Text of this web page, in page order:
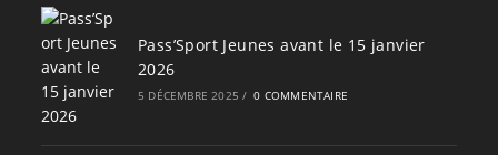
Pass’Sport Jeunes avant le 15 janvier
2026
5 DÉCEMBRE 2025 / 0 COMMENTAIRE